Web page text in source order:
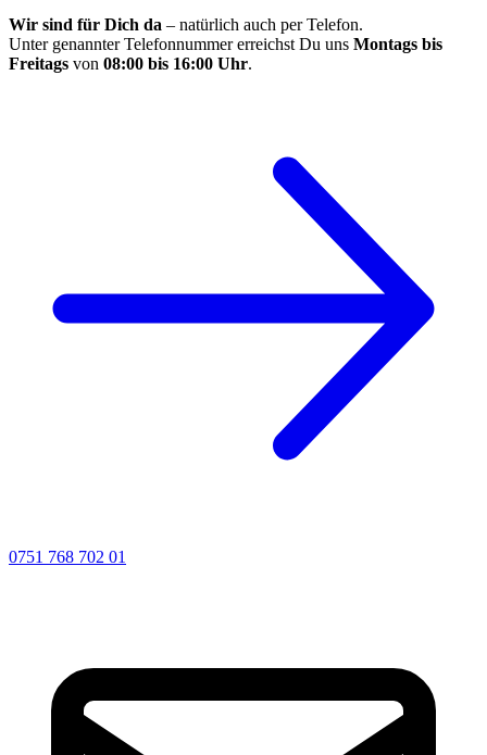
Wir sind für Dich da – natürlich auch per Telefon.
Unter genannter Telefonnummer erreichst Du uns Montags bis
Freitags von 08:00 bis 16:00 Uhr.
0751 768 702 01